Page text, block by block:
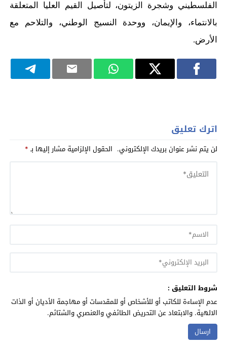
الفلسطيني وشجرة الزيتون، لتأصيل القيم العليا المتعلقة
بالانتماء، والإيمان، ووحدة النسيج الوطني، والتلاحم مع
الأرض.
اترك تعليق
لن يتم نشر عنوان بريدك الإلكتروني. الحقول الإلزامية مشار إليها بـ*
شروط التعليق :
عدم الإساءة للكاتب أو للأشخاص أو للمقدسات أو مهاجمة الأديان أو الذات
الالهية. والابتعاد عن التحريض الطائفي والعنصري والشتائم.